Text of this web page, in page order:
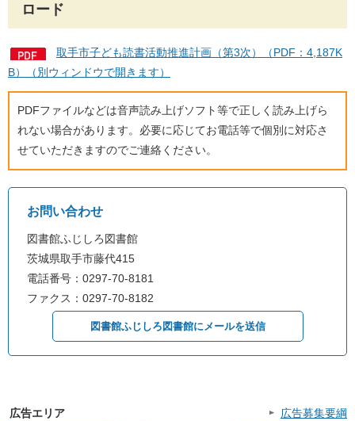
ロード
取手市子ども読書活動推進計画（第3次）（PDF：4,187K
B）（別ウィンドウで開きます）
PDFファイルなどは音声読み上げソフト等で正しく読み上げら
れない場合があります。必要に応じてお電話等で個別に対応さ
せていただきますのでご連絡ください。
お問い合わせ
図書館ふじしろ図書館
茨城県取手市藤代415
電話番号：0297-70-8181
ファクス：0297-70-8182
図書館ふじしろ図書館にメールを送信
広告エリア 広告募集要綱